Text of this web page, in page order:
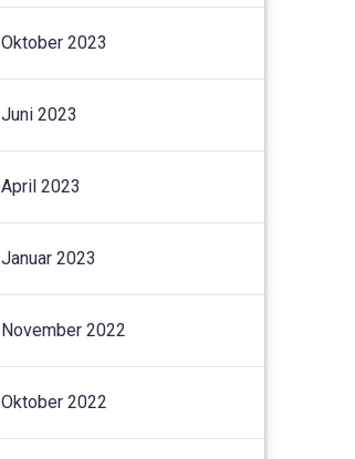
Oktober 2023
Juni 2023
April 2023
Januar 2023
November 2022
Oktober 2022